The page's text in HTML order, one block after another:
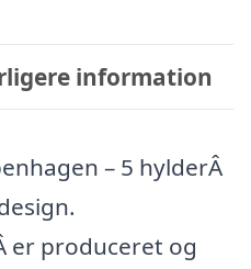
information
– 5 hylderÂ
er produceret og